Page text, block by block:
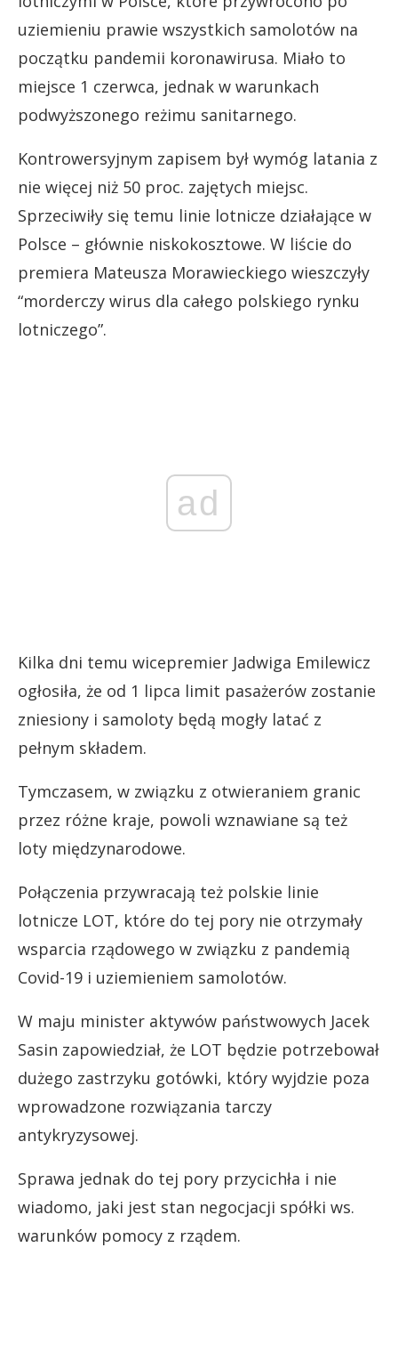
uziemieniu prawie wszystkich samolotów na
początku pandemii koronawirusa. Miało to
miejsce 1 czerwca, jednak w warunkach
podwyższonego reżimu sanitarnego.
Kontrowersyjnym zapisem był wymóg latania z
nie więcej niż 50 proc. zajętych miejsc.
Sprzeciwiły się temu linie lotnicze działające w
Polsce – głównie niskokosztowe. W liście do
premiera Mateusza Morawieckiego wieszczyły
“morderczy wirus dla całego polskiego rynku
lotniczego”.
ad
Kilka dni temu wicepremier Jadwiga Emilewicz
ogłosiła, że od 1 lipca limit pasażerów zostanie
zniesiony i samoloty będą mogły latać z
pełnym składem.
Tymczasem, w związku z otwieraniem granic
przez różne kraje, powoli wznawiane są też
loty międzynarodowe.
Połączenia przywracają też polskie linie
lotnicze LOT, które do tej pory nie otrzymały
wsparcia rządowego w związku z pandemią
Covid-19 i uziemieniem samolotów.
W maju minister aktywów państwowych Jacek
Sasin zapowiedział, że LOT będzie potrzebował
dużego zastrzyku gotówki, który wyjdzie poza
wprowadzone rozwiązania tarczy
antykryzysowej.
Sprawa jednak do tej pory przycichła i nie
wiadomo, jaki jest stan negocjacji spółki ws.
warunków pomocy z rządem.